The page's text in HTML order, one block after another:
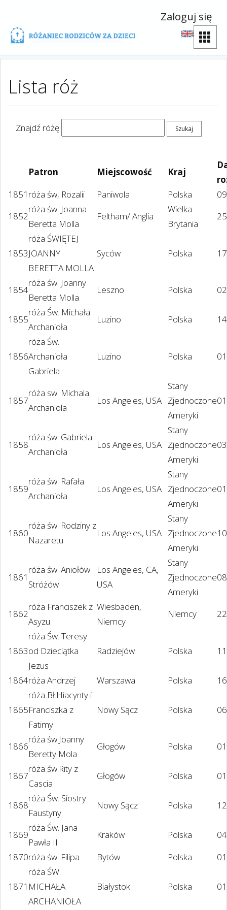
Zaloguj się
Lista róż
Znajdź różę
Patron Miejscowość Kraj
1851 róża św, Rozalii Paniwola Polska
1852
róża św. Joanna
Beretta Molla
Feltham/ Anglia
Wielka
Brytania
1853
róża ŚWIĘTEJ
JOANNY
BERETTA MOLLA
Syców Polska
1854
róża św. Joanny
Beretta Molla
Leszno Polska
1855
róża Św. Michała
Archanioła
Luzino Polska
1856
róża Św.
Archanioła
Gabriela
Luzino Polska
1857
róża sw. Michala
Archaniola
Los Angeles, USA
Stany
Zjednoczone
Ameryki
1858
róża św. Gabriela
Archanioła
Los Angeles, USA
Stany
Zjednoczone
Ameryki
1859
róża św. Rafała
Archanioła
Los Angeles, USA
Stany
Zjednoczone
Ameryki
1860
róża św. Rodziny z
Nazaretu
Los Angeles, USA
Stany
Zjednoczone
Ameryki
1861
róża św. Aniołów
Stróżów
Los Angeles, CA,
USA
Stany
Zjednoczone
Ameryki
1862
róża Franciszek z
Asyzu
Wiesbaden,
Niemcy
Niemcy
1863
róża Św. Teresy
od Dzieciątka
Jezus
Radziejów Polska
1864róża Andrzej Warszawa Polska
1865
róża Bł.Hiacynty i
Franciszka z
Fatimy
Nowy Sącz Polska
1866
róża św.Joanny
Beretty Mola
Głogów Polska
1867
róża św.Rity z
Cascia
Głogów Polska
1868
róża Św. Siostry
Faustyny
Nowy Sącz Polska
1869
róża Św. Jana
Pawła II
Kraków Polska
1870róża św. Filipa Bytów Polska
1871
róża ŚW.
MICHAŁA
ARCHANIOŁA
Białystok Polska